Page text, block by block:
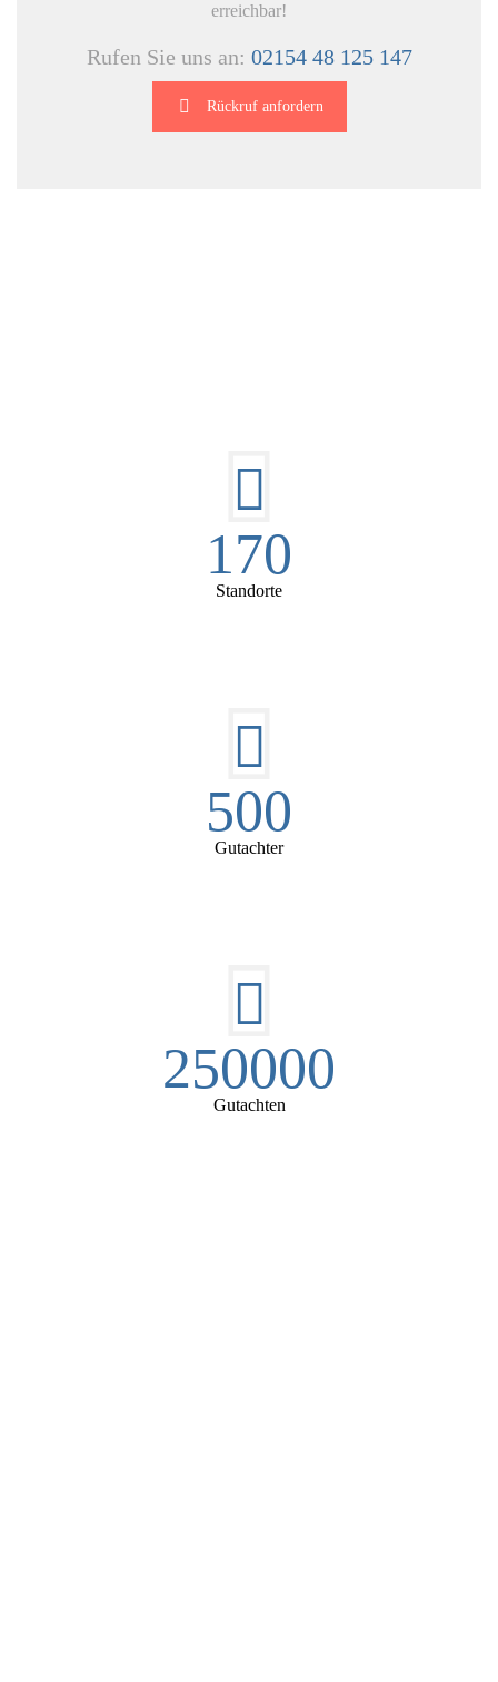
erreichbar!
Rufen Sie uns an: 02154 48 125 147
Rückruf anfordern
170
Standorte
500
Gutachter
250000
Gutachten